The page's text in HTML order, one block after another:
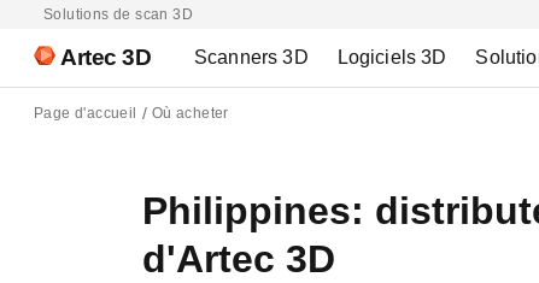
Solutions de scan 3D
Artec 3D Scanners 3D Logiciels 3D
Page d'accueil Où acheter
Philippines:
d'Artec 3D